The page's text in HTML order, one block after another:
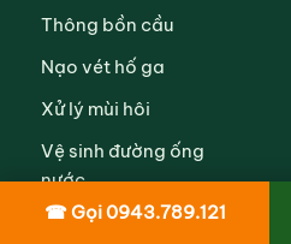
Thông bồn cầu
Nạo vét hố ga
Xử lý mùi hôi
Vệ sinh đường ống
nước
Dịch vụ khác →
☎ Gọi 0943.789.121